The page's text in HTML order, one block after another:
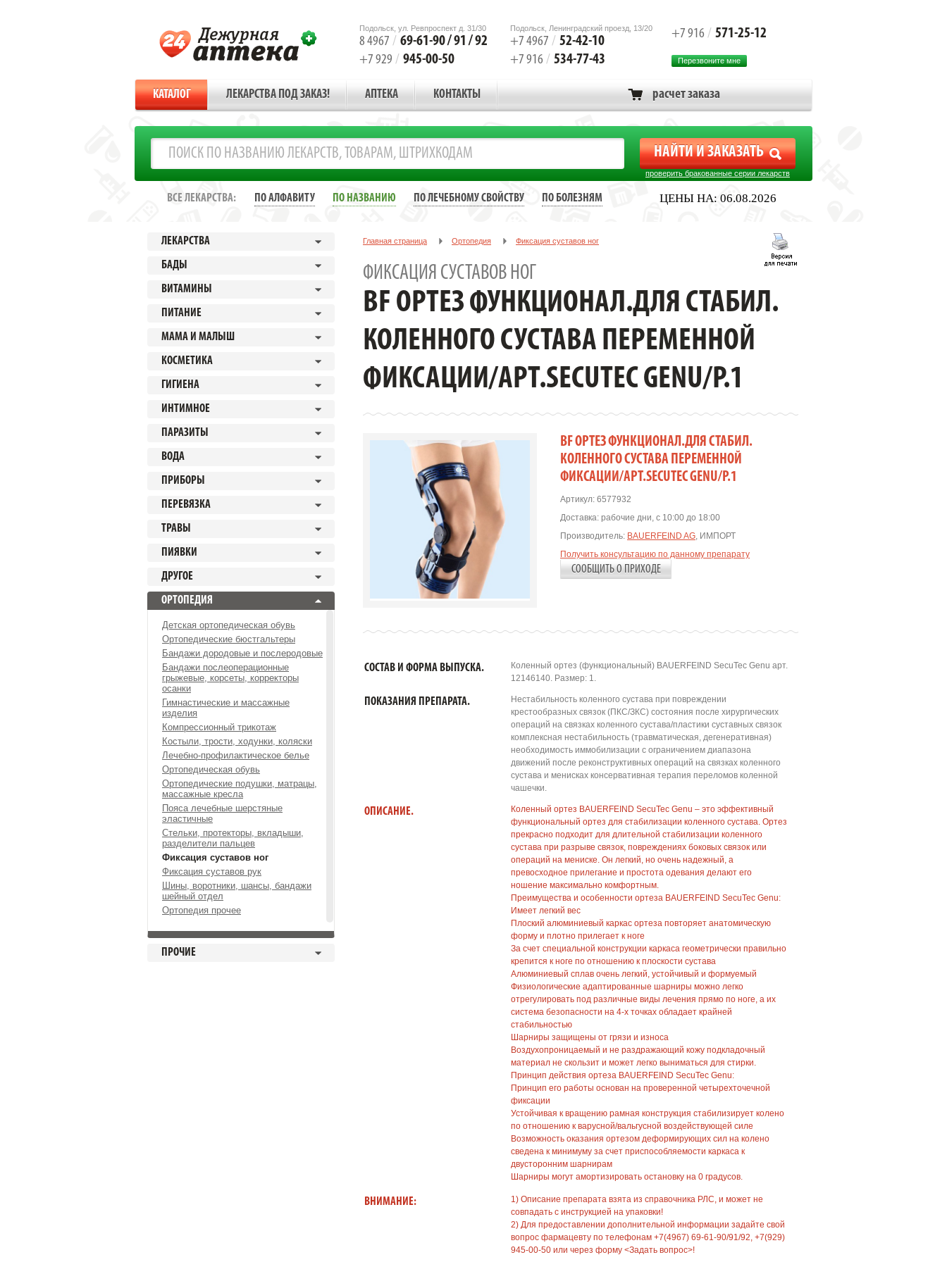
Подольск, ул. Ревпроспект д. 31/30
8 4967 / 69-61-90 / 91 / 92
+7 929 / 945-00-50
Подольск, Ленинградский проезд, 13/20
+7 4967 / 52-42-10
+7 916 / 534-77-43
+7 916 / 571-25-12
Перезвоните мне
КАТАЛОГ ЛЕКАРСТВА ПОД ЗАКАЗ! АПТЕКА КОНТАКТЫ расчет заказа
проверить бракованные серии лекарств
ЦЕНЫ НА: 06.08.2026
ВСЕ ЛЕКАРСТВА: ПО АЛФАВИТУ ПО НАЗВАНИЮ ПО ЛЕЧЕБНОМУ СВОЙСТВУ ПО БОЛЕЗНЯМ
ЛЕКАРСТВА
БАДЫ
ВИТАМИНЫ
ПИТАНИЕ
МАМА И МАЛЫШ
КОСМЕТИКА
ГИГИЕНА
ИНТИМНОЕ
ПАРАЗИТЫ
ВОДА
ПРИБОРЫ
ПЕРЕВЯЗКА
ТРАВЫ
ПИЯВКИ
ДРУГОЕ
ОРТОПЕДИЯ
Детская ортопедическая обувь
Ортопедические бюстгальтеры
Бандажи дородовые и послеродовые
Бандажи послеоперационные
грыжевые, корсеты, корректоры
осанки
Гимнастические и массажные
изделия
Компрессионный трикотаж
Костыли, трости, ходунки, коляски
Лечебно-профилактическое белье
Ортопедическая обувь
Ортопедические подушки, матрацы,
массажные кресла
Пояса лечебные шерстяные
эластичные
Стельки, протекторы, вкладыши,
разделители пальцев
Фиксация суставов ног
Фиксация суставов рук
Шины, воротники, шансы, бандажи
шейный отдел
Ортопедия прочее
ПРОЧИЕ
Главная страница Ортопедия Фиксация суставов ног
АРТ.SECUTEC GENU/Р.1
ФИКСАЦИЯ СУСТАВОВ НОГ
BF ОРТЕЗ ФУНКЦИОНАЛ.ДЛЯ СТАБИЛ.
КОЛЕННОГО СУСТАВА ПЕРЕМЕННОЙ
ФИКСАЦИИ/АРТ.SECUTEC GENU/Р.1
BF ОРТЕЗ ФУНКЦИОНАЛ.ДЛЯ СТАБИЛ.
КОЛЕННОГО СУСТАВА ПЕРЕМЕННОЙ
ФИКСАЦИИ/АРТ.SECUTEC GENU/Р.1
Артикул: 6577932
Доставка: рабочие дни, с 10:00 до 18:00
Производитель: BAUERFEIND AG, ИМПОРТ
Получить консультацию по данному препарату
СООБЩИТЬ О ПРИХОДЕ
СОСТАВ И ФОРМА ВЫПУСКА.
Коленный ортез (функциональный) BAUERFEIND SecuTec Genu арт.
12146140. Размер: 1.
ПОКАЗАНИЯ ПРЕПАРАТА.
Нестабильность коленного сустава при повреждении
крестообразных связок (ПКС/ЗКС) состояния после хирургических
операций на связках коленного сустава/пластики суставных связок
комплексная нестабильность (травматическая, дегенеративная)
необходимость иммобилизации с ограничением диапазона
движений после реконструктивных операций на связках коленного
сустава и менисках консервативная терапия переломов коленной
чашечки.
ОПИСАНИЕ.
Коленный ортез BAUERFEIND SecuTec Genu – это эффективный
функциональный ортез для стабилизации коленного сустава. Ортез
прекрасно подходит для длительной стабилизации коленного
сустава при разрыве связок, повреждениях боковых связок или
операций на мениске. Он легкий, но очень надежный, а
превосходное прилегание и простота одевания делают его
ношение максимально комфортным.
Преимущества и особенности ортеза BAUERFEIND SecuTec Genu:
Имеет легкий вес
Плоский алюминиевый каркас ортеза повторяет анатомическую
форму и плотно прилегает к ноге
За счет специальной конструкции каркаса геометрически правильно
крепится к ноге по отношению к плоскости сустава
Алюминиевый сплав очень легкий, устойчивый и формуемый
Физиологические адаптированные шарниры можно легко
отрегулировать под различные виды лечения прямо по ноге, а их
система безопасности на 4-х точках обладает крайней
стабильностью
Шарниры защищены от грязи и износа
Воздухопроницаемый и не раздражающий кожу подкладочный
материал не скользит и может легко выниматься для стирки.
Принцип действия ортеза BAUERFEIND SecuTec Genu:
Принцип его работы основан на проверенной четырехточечной
фиксации
Устойчивая к вращению рамная конструкция стабилизирует колено
по отношению к варусной/вальгусной воздействующей силе
Возможность оказания ортезом деформирующих сил на колено
сведена к минимуму за счет приспособляемости каркаса к
двусторонним шарнирам
Шарниры могут амортизировать остановку на 0 градусов.
ВНИМАНИЕ:
1) Описание препарата взята из справочника РЛС, и может не
совпадать с инструкцией на упаковки!
2) Для предоставлении дополнительной информации задайте свой
вопрос фармацевту по телефонам +7(4967) 69-61-90/91/92, +7(929)
945-00-50 или через форму <Задать вопрос>!